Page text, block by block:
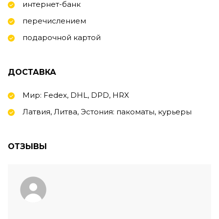
интернет-банк
перечислением
подарочной картой
ДОСТАВКА
Мир: Fedex, DHL, DPD, HRX
Латвия, Литва, Эстония: пакоматы, курьеры
ОТЗЫВЫ